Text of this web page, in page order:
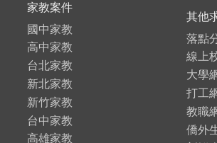
家教案件
國中家教
高中家教
台北家教
新北家教
新竹家教
台中家教
高雄家教
其他
落點
線上
大學
打工
教職
僑外